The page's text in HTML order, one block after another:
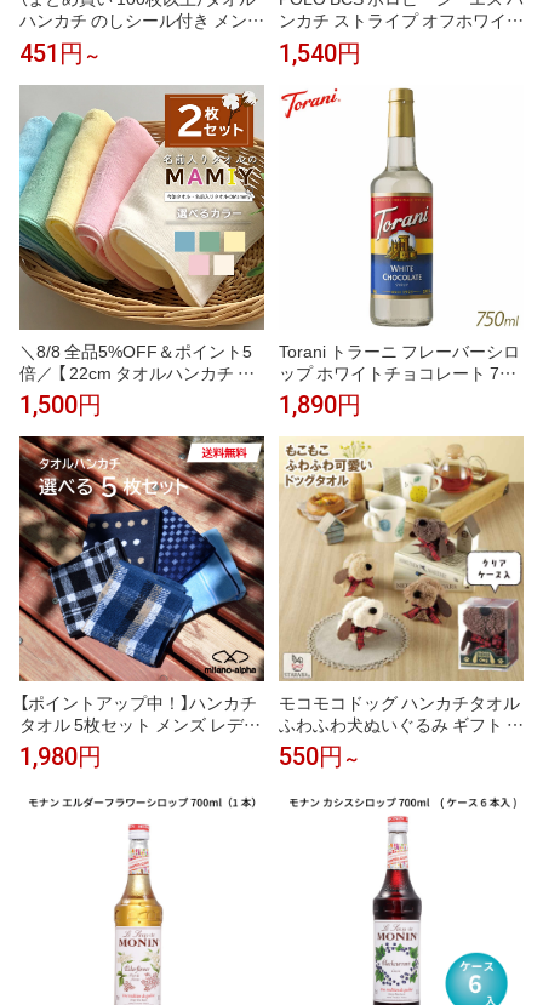
ハンカチ のしシール付き メンズ
ハンドタオル 今治タオル 個包装
ギフト まとめ買い 22.5×23cm
レディース ギフト お配り ご挨
拶 退職 Tps-152-100set-nosi［タ
バラット］
451円 ～
ンカチ ストライプ オフホワイト
25cm あぶらとり 抗菌防臭 タオ
ルハンカチ ハンドタオル ギフト
ボックス入り メンズ 紳士 ブラ
ンド ギフト プレゼント 男性 人
気 おしゃれ ラッピング対応 誕
生日 お礼 お返し お祝い 贈答品
1,540円
＼8/8 全品5%OFF＆ポイント5
倍／ 【 22cm タオルハンカチ 無
地 2枚 セット 】 名入れなし タ
オルセット 今治 子供 プレゼン
ト お礼 お返し シャーリング ミ
ニハンカチ 無地 おしぼりタオル
ミニハンカチ
1,500円
Torani トラーニ フレーバーシロ
ップ ホワイトチョコレート 750
ml 瓶
1,890円
【ポイントアップ中！】ハンカチ
タオル 5枚セット メンズ レディ
ース ハンカチセット ハンドタオ
ル タオルハンカチ まとめ買い
水 速乾性 ポケットサイズ 25cm
ギフト プレゼント 男性 おしゃ
れ お買い得 送料無料
1,980円
モコモコドッグ ハンカチタオル
ふわふわ犬ぬいぐるみ ギフト 犬
好き プレゼント 送料無料
550円 ～